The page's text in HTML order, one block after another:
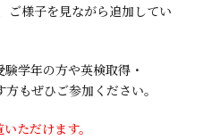
ご様子を見ながら追加してい
学年の方や英検取得・
もぜひご参加ください。
ただけます。